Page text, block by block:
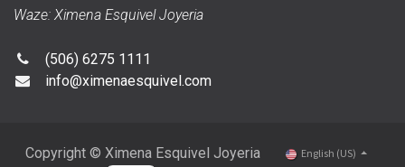
Waze: Ximena Esquivel Joyeria
(506) 6275 1111
info@ximenaesquivel.com
Copyright © Ximena Esquivel Joyeria English (US)